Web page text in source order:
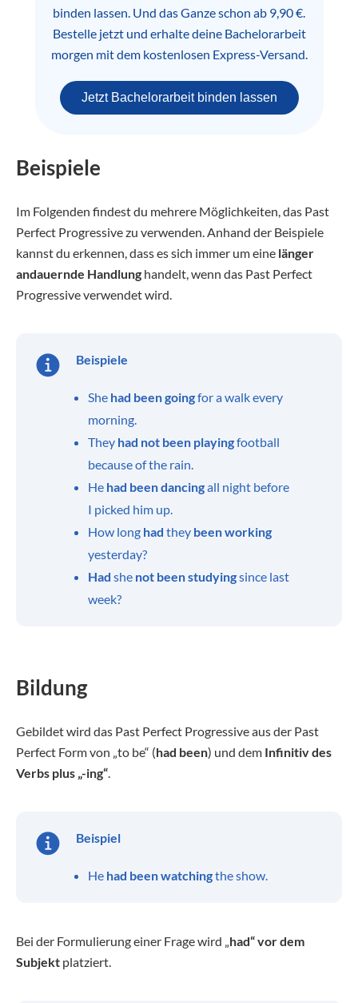
binden lassen. Und das Ganze schon ab 9,90 €.
Bestelle jetzt und erhalte deine Bachelorarbeit
morgen mit dem kostenlosen Express-Versand.
Jetzt Bachelorarbeit binden lassen
Beispiele
Im Folgenden findest du mehrere Möglichkeiten, das Past
Perfect Progressive zu verwenden. Anhand der Beispiele
kannst du erkennen, dass es sich immer um eine länger
andauernde Handlung handelt, wenn das Past Perfect
Progressive verwendet wird.
Beispiele
She had been goingfor a walk every
morning.
They had not been playingfootball
because of the rain.
He had been dancingall night before
I picked him up.
How long had they been working
yesterday?
Had she not been studyingsince last
week?
Bildung
Gebildet wird das Past Perfect Progressive aus der Past
Perfect Form von „to be“ (had been) und dem Infinitiv des
Verbs plus „-ing“.
Beispiel
He had been watchingthe show.
Bei der Formulierung einer Frage wird „had“ vor dem
Subjekt platziert.